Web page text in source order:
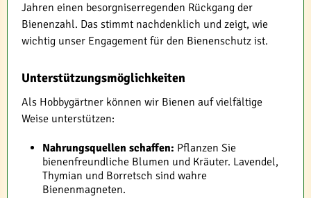
Jahren einen besorgniserregenden Rückgang der
Bienenzahl. Das stimmt nachdenklich und zeigt, wie
wichtig unser Engagement für den Bienenschutz ist.
Unterstützungsmöglichkeiten
Als Hobbygärtner können wir Bienen auf vielfältige
Weise unterstützen:
Nahrungsquellen schaffen: Pflanzen Sie
bienenfreundliche Blumen und Kräuter. Lavendel,
Thymian und Borretsch sind wahre
Bienenmagneten.